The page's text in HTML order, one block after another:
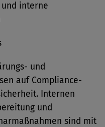
interne
und
auf Compliance-
Internen
und
sind mit